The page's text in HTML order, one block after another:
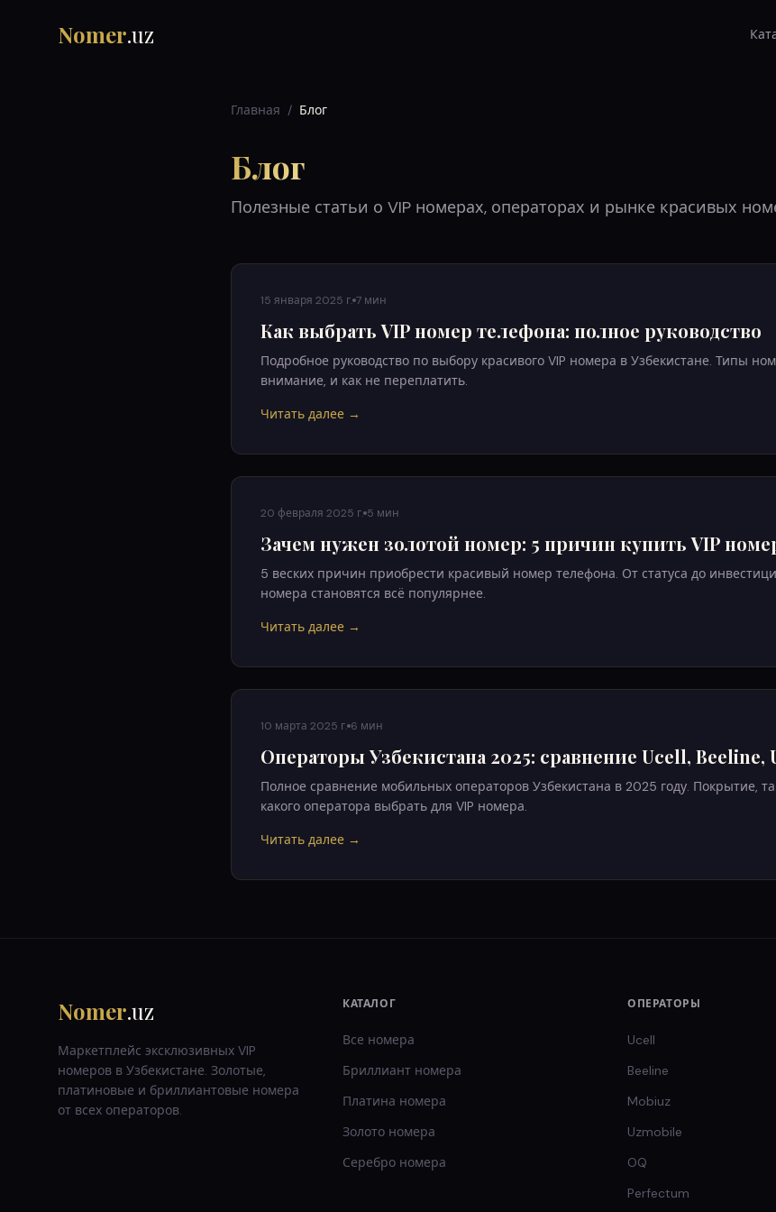
Nomer.uz
Главная / Блог
Блог
Полезные статьи о VIP номерах, операторах и рынке красивых
15 января 2025 г. 7 мин
Как выбрать VIP номер телефона: полное руководство
Подробное руководство по выбору красивого VIP номера в Узбекистане. Типы
внимание, и как не переплатить.
Читать далее →
20 февраля 2025 г. 5 мин
Зачем нужен золотой номер: 5 причин купить VIP
5 веских причин приобрести красивый номер телефона. От статуса до
номера становятся всё популярнее.
Читать далее →
10 марта 2025 г. 6 мин
Операторы Узбекистана 2025: сравнение Ucell, Beeline,
Полное сравнение мобильных операторов Узбекистана в 2025 году. Покрытие,
какого оператора выбрать для VIP номера.
Читать далее →
Nomer.uz
Маркетплейс эксклюзивных VIP
номеров в Узбекистане. Золотые,
платиновые и бриллиантовые номера
от всех операторов.
КАТАЛОГ
Все номера
Бриллиант номера
Платина номера
Золото номера
Серебро номера
ОПЕРАТОРЫ
Ucell
Beeline
Mobiuz
Uzmobile
OQ
Perfectum